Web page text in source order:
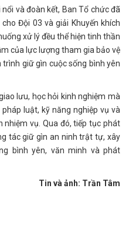
và đoàn kết, Ban Tổ chức đã
Đội 03 và giải Khuyến khích
xử lý đều thể hiện tinh thần
của lực lượng tham gia bảo vệ
giữ gìn cuộc sống bình yên
lưu, học hỏi kinh nghiệm mà
luật, kỹ năng nghiệp vụ và
nhiệm vụ. Qua đó, tiếp tục phát
tác giữ gìn an ninh trật tự, xây
bình yên, văn minh và phát
Tin và ảnh: Trần Tâm